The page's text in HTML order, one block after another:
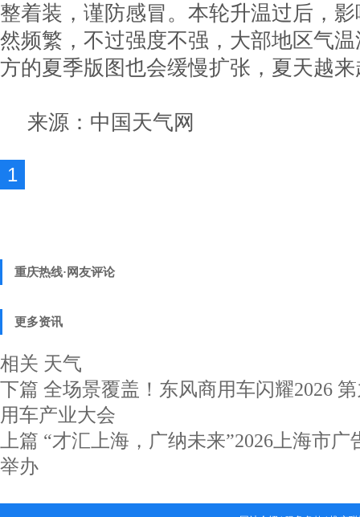
整着装，谨防感冒。本轮升温过后，
然频繁，不过强度不强，大部地区气
方的夏季版图也会缓慢扩张，夏天越
来源：中国天气网
1
重庆热线·网友评论
更多资讯
相关 天气
下篇 全场景覆盖！东风商用车闪耀2026
用车产业大会
上篇 “才汇上海，广纳未来”2026上海市
举办